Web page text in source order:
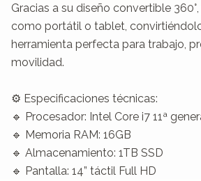
Gracias a su diseño convertible
como portátil o tablet,
herramienta perfecta para trabajo,
movilidad.
⚙️ Especificaciones técnicas:
🔹 Procesador: Intel Core i7 11ª
🔹 Memoria RAM: 16GB
🔹 Almacenamiento: 1TB SSD
🔹 Pantalla: 14” táctil Full HD